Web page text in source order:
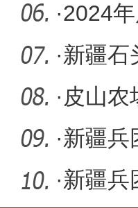
·2024
·新疆石
· 皮山
貌焕然
·新疆兵
·新疆兵